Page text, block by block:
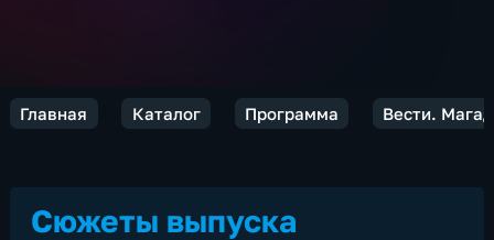
Главная Каталог Программа Вести.
Сюжеты выпуска